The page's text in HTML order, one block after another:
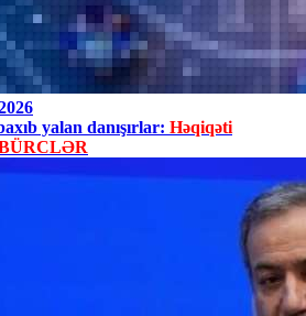
yalan danışırlar: Həqiqəti
BÜRCLƏR